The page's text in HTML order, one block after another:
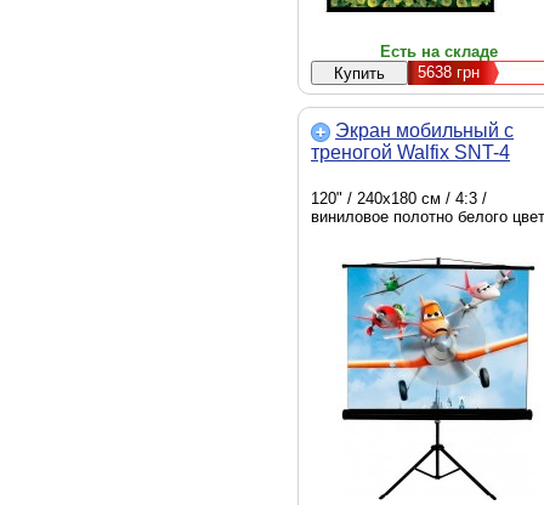
Есть на складе
5638 грн
Экран мобильный с
треногой Walfix SNT-4
120" / 240х180 см / 4:3 /
виниловое полотно белого